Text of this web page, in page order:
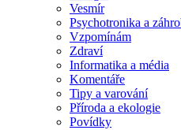
Vesmír
Psychotronika a
Vzpomínám
Zdraví
Informatika a média
Komentáře
Tipy a varování
Příroda a ekologie
Povídky